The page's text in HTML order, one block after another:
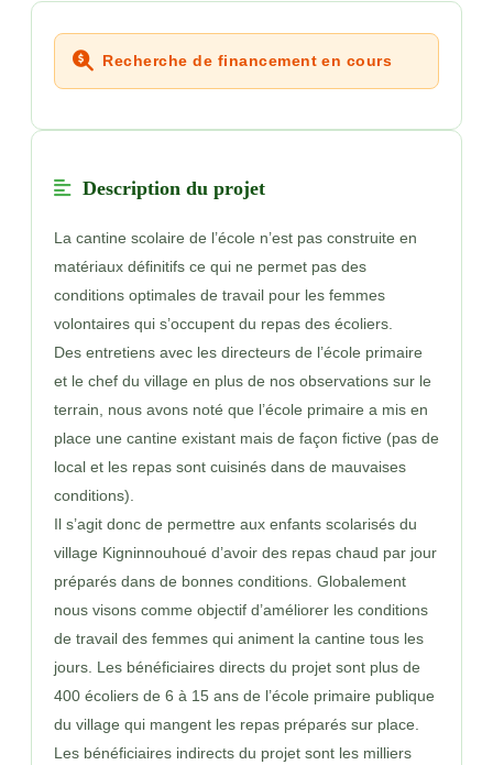
Recherche de financement en cours
Description du projet
La cantine scolaire de l’école n’est pas construite en
matériaux définitifs ce qui ne permet pas des
conditions optimales de travail pour les femmes
volontaires qui s’occupent du repas des écoliers.
Des entretiens avec les directeurs de l’école primaire
et le chef du village en plus de nos observations sur le
terrain, nous avons noté que l’école primaire a mis en
place une cantine existant mais de façon fictive (pas de
local et les repas sont cuisinés dans de mauvaises
conditions).
Il s’agit donc de permettre aux enfants scolarisés du
village Kigninnouhoué d’avoir des repas chaud par jour
préparés dans de bonnes conditions. Globalement
nous visons comme objectif d’améliorer les conditions
de travail des femmes qui animent la cantine tous les
jours. Les bénéficiaires directs du projet sont plus de
400 écoliers de 6 à 15 ans de l’école primaire publique
du village qui mangent les repas préparés sur place.
Les bénéficiaires indirects du projet sont les milliers